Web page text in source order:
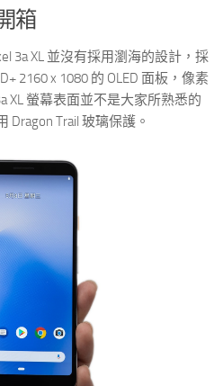
箱
3a XL 並沒有採用瀏海的設計，採
2160 x 1080 的 OLED 面板，像素
XL 螢幕表面並不是大家所熟悉的
Trail 玻璃保護。